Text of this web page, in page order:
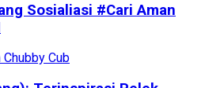
Sosialiasi #Cari Aman